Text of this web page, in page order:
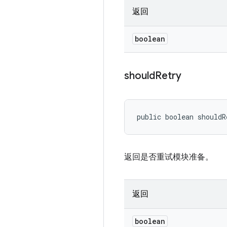
返回
boolean
shouldRetry
public boolean
返回是否重试模块准备。
返回
boolean